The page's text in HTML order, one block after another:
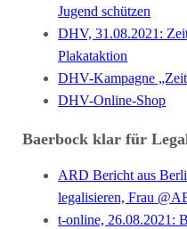
Jugend schützen
DHV, 31.08.2021:
Plakataktion
DHV-Kampagne
DHV-Online-Shop
Baerbock klar für
ARD Bericht aus
legalisieren, Frau
t-online, 26.08.2021: